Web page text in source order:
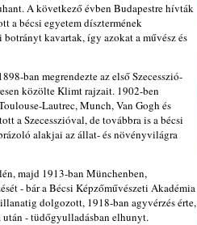
A következő évben Budapestre hívták
a bécsi egyetem dísztermének
kavartak, így azokat a művész és
ban megrendezte az első Szecesszió-
közölte Klimt rajzait. 1902-ben
Lautrec, Munch, Van Gogh és
a Szecesszióval, de továbbra is a bécsi
alakjai az állat- és növényvilágra
majd 1913-ban Münchenben,
- bár a Bécsi Képzőművészeti Akadémia
dolgozott, 1918-ban agyvérzés érte,
után - tüdőgyulladásban elhunyt.